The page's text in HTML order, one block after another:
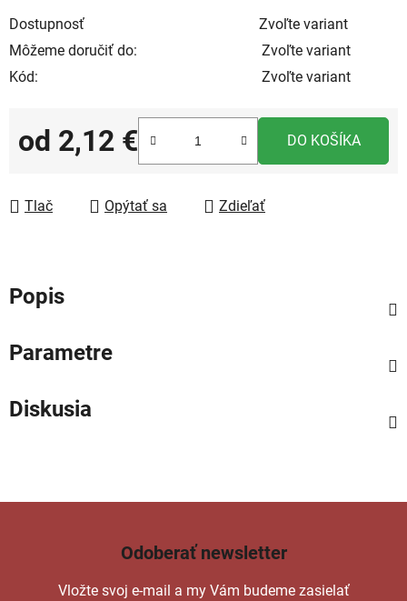
Dostupnosť
Zvoľte variant
Môžeme doručiť do:
Zvoľte variant
Kód:
Zvoľte variant
od 2,12 € DO KOŠÍKA
Tlač Opýtať sa Zdieľať
Popis
Parametre
Diskusia
Odoberať newsletter
Vložte svoj e-mail a my Vám budeme zasielať